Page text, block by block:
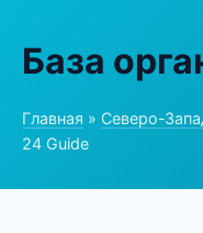
База
Главная » Северо-
24 Guide